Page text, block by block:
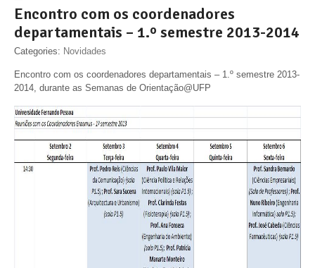
Encontro com os coordenadores
departamentais – 1.º semestre 2013-2014
Categories: Novidades
Encontro com os coordenadores departamentais – 1.º semestre 2013-
2014, durante as Semanas de Orientação@UFP